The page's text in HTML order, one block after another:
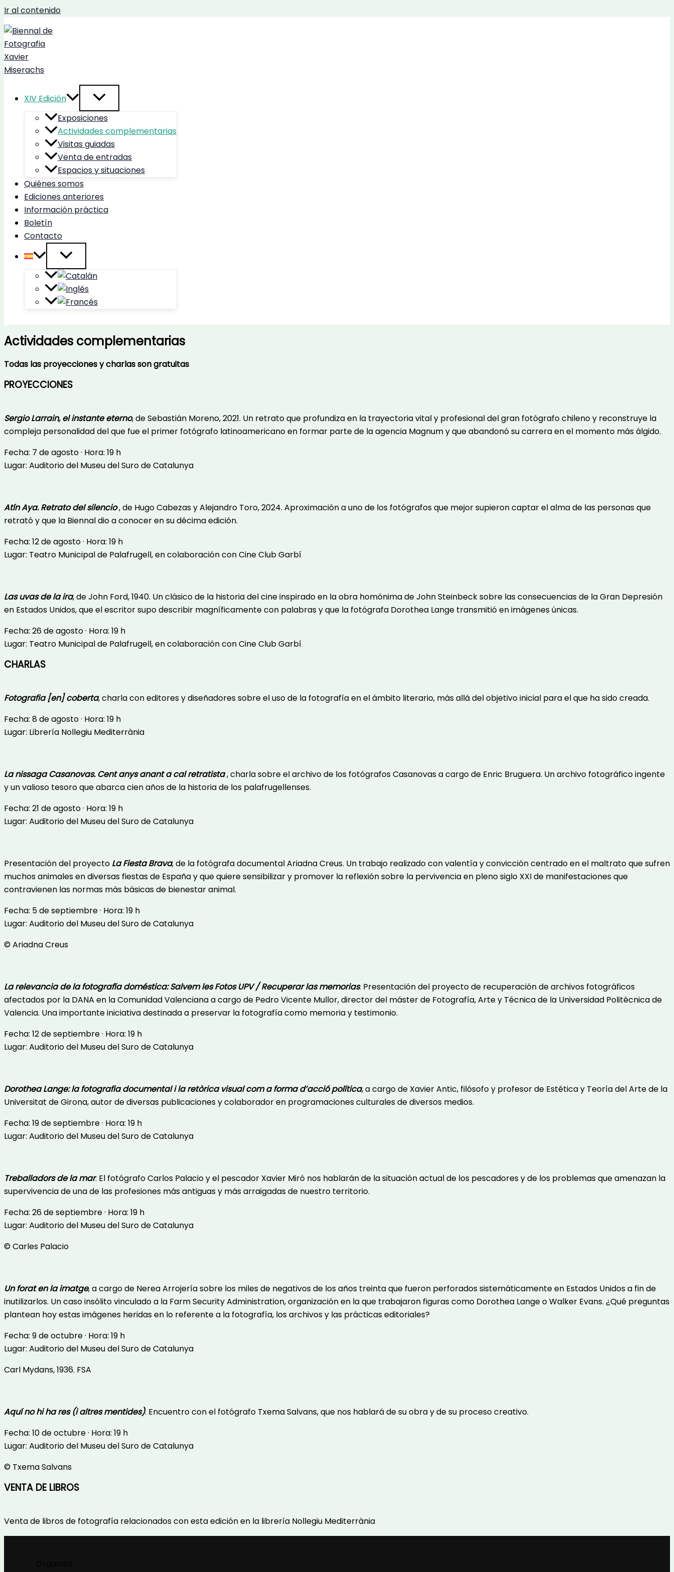
Ir al contenido
XIV Edición
Exposiciones
Actividades complementarias
Visitas guiadas
Venta de entradas
Espacios y situaciones
Quiénes somos
Ediciones anteriores
Información práctica
Boletín
Contacto
Actividades complementarias
Todas las proyecciones y charlas son gratuitas
PROYECCIONES
Sergio Larrain, el instante eterno, de Sebastián Moreno, 2021. Un retrato que profundiza en la trayectoria vital y profesional del gran fotógrafo chileno y reconstruye la
compleja personalidad del que fue el primer fotógrafo latinoamericano en formar parte de la agencia Magnum y que abandonó su carrera en el momento más álgido.
Fecha: 7 de agosto · Hora: 19 h
Lugar: Auditorio del Museu del Suro de Catalunya
Atín Aya. Retrato del silencio, de Hugo Cabezas y Alejandro Toro, 2024. Aproximación a uno de los fotógrafos que mejor supieron captar el alma de las personas que
retrató y que la Biennal dio a conocer en su décima edición.
Fecha: 12 de agosto · Hora: 19 h
Lugar: Teatro Municipal de Palafrugell, en colaboración con Cine Club Garbí
Las uvas de la ira, de John Ford, 1940. Un clásico de la historia del cine inspirado en la obra homónima de John Steinbeck sobre las consecuencias de la Gran Depresión
en Estados Unidos, que el escritor supo describir magníficamente con palabras y que la fotógrafa Dorothea Lange transmitió en imágenes únicas.
Fecha: 26 de agosto · Hora: 19 h
Lugar: Teatro Municipal de Palafrugell, en colaboración con Cine Club Garbí
CHARLAS
Fotografia [en] coberta, charla con editores y diseñadores sobre el uso de la fotografía en el ámbito literario, más allá del objetivo inicial para el que ha sido creada.
Fecha: 8 de agosto · Hora: 19 h
Lugar: Librería Nollegiu Mediterrània
La nissaga Casanovas. Cent anys anant a cal retratista, charla sobre el archivo de los fotógrafos Casanovas a cargo de Enric Bruguera. Un archivo fotográfico ingente
y un valioso tesoro que abarca cien años de la historia de los palafrugellenses.
Fecha: 21 de agosto · Hora: 19 h
Lugar: Auditorio del Museu del Suro de Catalunya
Presentación del proyecto La Fiesta Brava, de la fotógrafa documental Ariadna Creus. Un trabajo realizado con valentía y convicción centrado en el maltrato que sufren
muchos animales en diversas fiestas de España y que quiere sensibilizar y promover la reflexión sobre la pervivencia en pleno siglo XXI de manifestaciones que
contravienen las normas más básicas de bienestar animal.
Fecha: 5 de septiembre · Hora: 19 h
Lugar: Auditorio del Museu del Suro de Catalunya
© Ariadna Creus
La relevancia de la fotografía doméstica: Salvem les Fotos UPV/Recuperar las memorias. Presentación del proyecto de recuperación de archivos fotográficos
afectados por la DANA en la Comunidad Valenciana a cargo de Pedro Vicente Mullor, director del máster de Fotografía, Arte y Técnica de la Universidad Politécnica de
Valencia. Una importante iniciativa destinada a preservar la fotografía como memoria y testimonio.
Fecha: 12 de septiembre · Hora: 19 h
Lugar: Auditorio del Museu del Suro de Catalunya
Dorothea Lange: la fotografia documental i la retòrica visual com a forma d’acció política, a cargo de Xavier Antic, filósofo y profesor de Estética y Teoría del Arte de la
Universitat de Girona, autor de diversas publicaciones y colaborador en programaciones culturales de diversos medios.
Fecha: 19 de septiembre · Hora: 19 h
Lugar: Auditorio del Museu del Suro de Catalunya
Treballadors de la mar. El fotógrafo Carlos Palacio y el pescador Xavier Miró nos hablarán de la situación actual de los pescadores y de los problemas que amenazan la
supervivencia de una de las profesiones más antiguas y más arraigadas de nuestro territorio.
Fecha: 26 de septiembre · Hora: 19 h
Lugar: Auditorio del Museu del Suro de Catalunya
© Carles Palacio
Un forat en la imatge, a cargo de Nerea Arrojería sobre los miles de negativos de los años treinta que fueron perforados sistemáticamente en Estados Unidos a fin de
inutilizarlos. Un caso insólito vinculado a la Farm Security Administration, organización en la que trabajaron figuras como Dorothea Lange o Walker Evans. ¿Qué preguntas
plantean hoy estas imágenes heridas en lo referente a la fotografía, los archivos y las prácticas editoriales?
Fecha: 9 de octubre · Hora: 19 h
Lugar: Auditorio del Museu del Suro de Catalunya
Carl Mydans, 1936. FSA
Aquí no hi ha res (i altres mentides). Encuentro con el fotógrafo Txema Salvans, que nos hablará de su obra y de su proceso creativo.
Fecha: 10 de octubre · Hora: 19 h
Lugar: Auditorio del Museu del Suro de Catalunya
© Txema Salvans
VENTA DE LIBROS
Venta de libros de fotografía relacionados con esta edición en la librería Nollegiu Mediterrània